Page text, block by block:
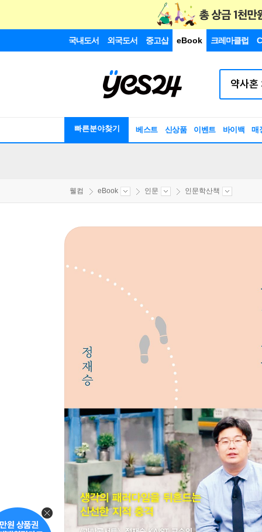
국내도서 외국도서 중고샵 eBook 크레마클럽
빠른분야찾기 베스트 신상품 이벤트 바이백 매
웰컴 eBook 인문 인문학산책